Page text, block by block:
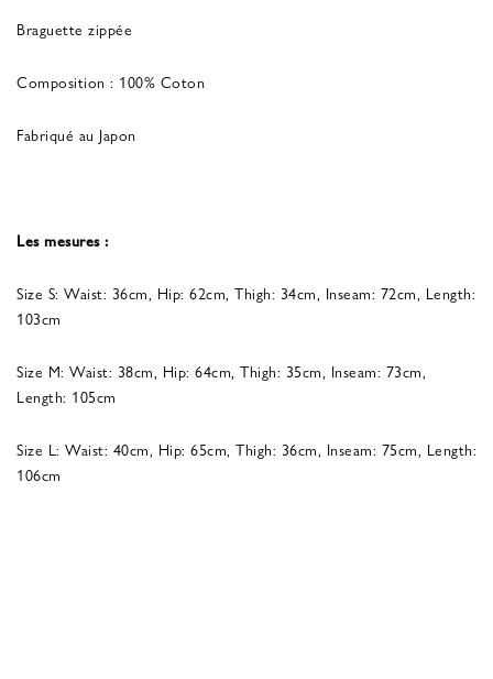
Braguette zippée
Composition : 100% Coton
Fabriqué au Japon
Les mesures :
Size S: Waist: 36cm, Hip: 62cm, Thigh: 34cm, Inseam: 72cm, Length:
103cm
Size M: Waist: 38cm, Hip: 64cm, Thigh: 35cm, Inseam: 73cm,
Length: 105cm
Size L: Waist: 40cm, Hip: 65cm, Thigh: 36cm, Inseam: 75cm, Length:
106cm